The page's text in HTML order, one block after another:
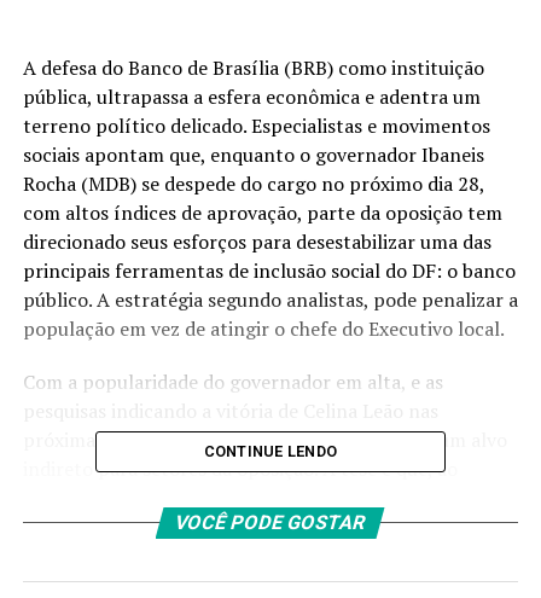
A defesa do Banco de Brasília (BRB) como instituição
pública, ultrapassa a esfera econômica e adentra um
terreno político delicado. Especialistas e movimentos
sociais apontam que, enquanto o governador Ibaneis
Rocha (MDB) se despede do cargo no próximo dia 28,
com altos índices de aprovação, parte da oposição tem
direcionado seus esforços para desestabilizar uma das
principais ferramentas de inclusão social do DF: o banco
público. A estratégia segundo analistas, pode penalizar a
população em vez de atingir o chefe do Executivo local.
Com a popularidade do governador em alta, e as
próximas eleições, o BRB parece ter se tornado um alvo
indireto para setores da oposição. A tese é que, ao
minar um patrimônio administrado pelo governo, ainda
Essa movimentação ocorre em paralelo à pressão de
CONTINUE LENDO
VOCÊ PODE GOSTAR